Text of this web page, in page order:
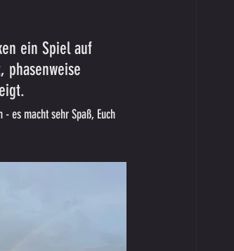
ein Spiel auf
phasenweise
es macht sehr Spaß, Euch